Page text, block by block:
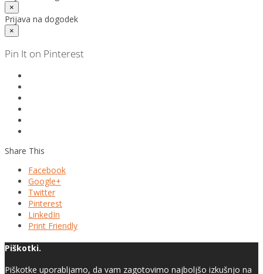
×
Prijava na dogodek
×
Pin It on Pinterest
Share This
Facebook
Google+
Twitter
Pinterest
LinkedIn
Print Friendly
Piškotki.
Piškotke uporabljamo, da vam zagotovimo najboljšo izkušnjo na